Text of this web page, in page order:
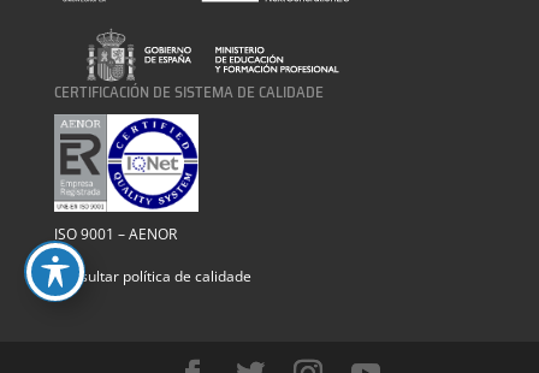
CERTIFICACIÓN DE SISTEMA DE CALIDADE
ISO 9001 – AENOR
Consultar política de calidade